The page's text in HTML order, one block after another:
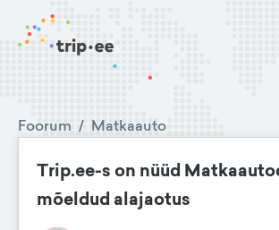
Foorum / Matkaauto
Trip.ee-s on nüüd
mõeldud alajaotus